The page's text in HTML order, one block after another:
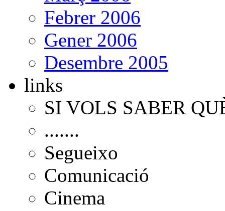
Febrer 2006
Gener 2006
Desembre 2005
links
SI VOLS SABER
.......
Segueixo
Comunicació
Cinema